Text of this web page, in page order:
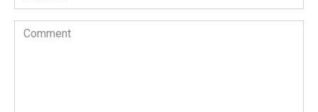
Comment